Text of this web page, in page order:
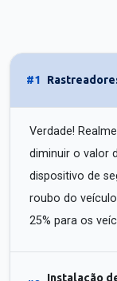
#1
Verdade!
diminuir o valor
dispositivo de
roubo do
25% para os
Instalação